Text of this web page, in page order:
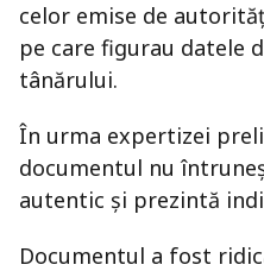
celor emise de
pe care figurau datele
tânărului.
În urma expertizei
documentul nu
autentic și prezintă
Documentul a fost